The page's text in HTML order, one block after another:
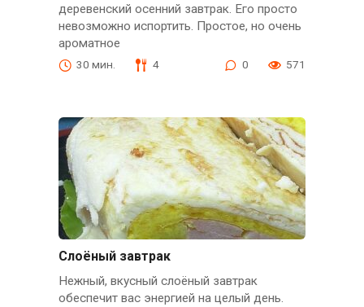
деревенский осенний завтрак. Его просто
невозможно испортить. Простое, но очень
ароматное
30 мин. 4 0 571
Слоёный завтрак
Нежный, вкусный слоёный завтрак
обеспечит вас энергией на целый день.